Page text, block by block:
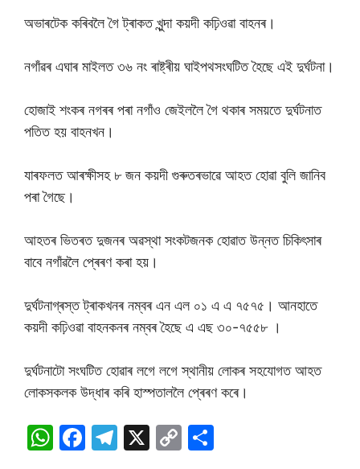
অভাৰটেক কৰিবলৈ গৈ ট্ৰাকত খুন্দা কয়দী কঢ়িওৱা বাহনৰ।
নগাঁৱৰ এঘাৰ মাইলত ৩৬ নং ৰাষ্ট্ৰীয় ঘাইপথসংঘটিত হৈছে এই দুৰ্ঘটনা।
হোজাই শংকৰ নগৰৰ পৰা নগাঁও জেইললৈ গৈ থকাৰ সময়তে দুৰ্ঘটনাত
পতিত হয় বাহনখন।
যাৰফলত আৰক্ষীসহ ৮ জন কয়দী গুৰুতৰভাৱে আহত হোৱা বুলি জানিব
পৰা গৈছে।
আহতৰ ভিতৰত দুজনৰ অৱস্থা সংকটজনক হোৱাত উন্নত চিকিৎসাৰ
বাবে নগাঁৱলৈ প্ৰেৰণ কৰা হয়।
দুৰ্ঘটনাগ্ৰস্ত ট্ৰাকখনৰ নম্বৰ এন এল ০১ এ এ ৭৫৭৫। আনহাতে
কয়দী কঢ়িওৱা বাহনকনৰ নম্বৰ হৈছে এ এছ ৩০-৭৫৫৮ ।
দুৰ্ঘটনাটো সংঘটিত হোৱাৰ লগে লগে স্থানীয় লোকৰ সহযোগত আহত
লোকসকলক উদ্ধাৰ কৰি হাস্পতাললৈ প্ৰেৰণ কৰে।
W F
T
X
C